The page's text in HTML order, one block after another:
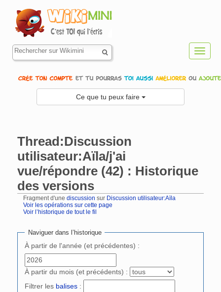
Ce que tu peux faire
Thread:Discussion
utilisateur:Aïla/j'ai
vue/répondre (42) : Historique
des versions
Fragment d'une discussion sur Discussion utilisateur:Aïla
Voir les opérations sur cette page
Voir l’historique de tout le fil
Naviguer dans l’historique
À partir de l'année (et précédentes) :
À partir du mois (et précédents) :
Filtrer les balises :